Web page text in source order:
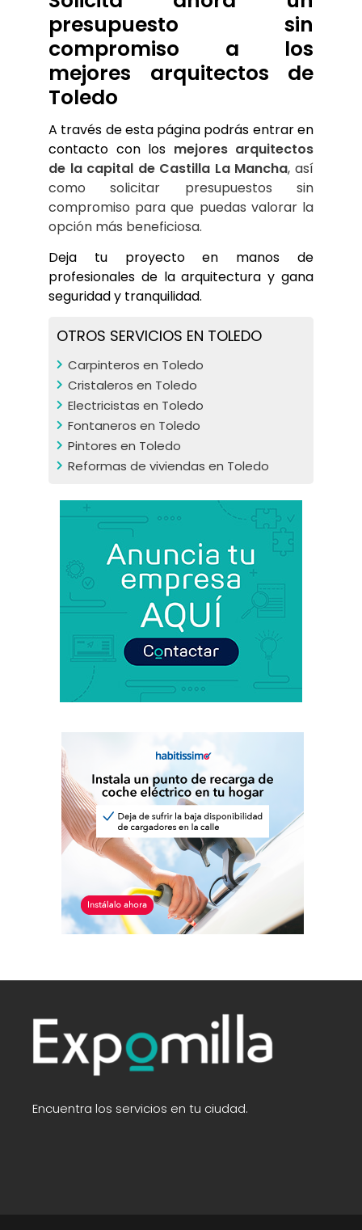
presupuesto sin
compromiso a los
mejores arquitectos de
Toledo
A través de esta página podrás entrar en
contacto con los mejores arquitectos
de la capital de Castilla La Mancha, así
como solicitar presupuestos sin
compromiso para que puedas valorar la
opción más beneficiosa.
Deja tu proyecto en manos de
profesionales de la arquitectura y gana
seguridad y tranquilidad.
OTROS SERVICIOS EN TOLEDO
Carpinteros en Toledo
Cristaleros en Toledo
Electricistas en Toledo
Fontaneros en Toledo
Pintores en Toledo
Reformas de viviendas en Toledo
Encuentra los servicios en tu ciudad.